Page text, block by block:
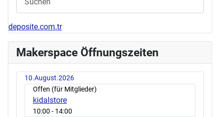
deposite.com.tr
Makerspace Öffnungszeiten
10.August.2026
Offen (für Mitglieder)
kidalstore
10:00 - 14:00